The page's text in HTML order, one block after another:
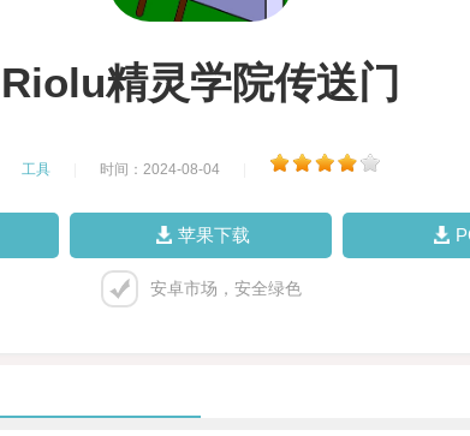
Riolu精灵学院传送门
工具 时间：2024-08-04
苹果下载
安卓市场，安全绿色